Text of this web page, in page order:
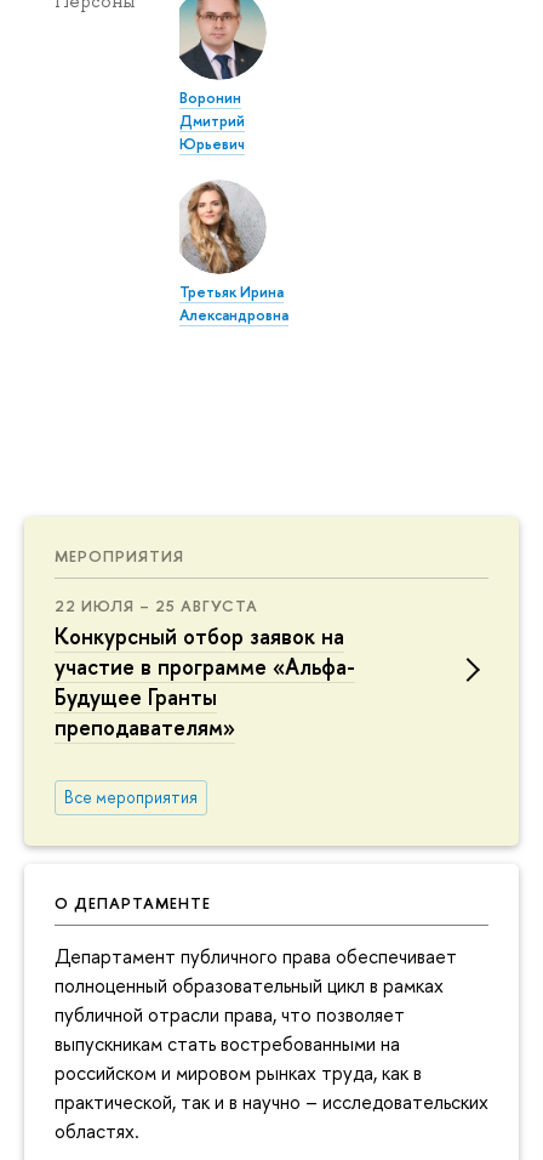
МЕРОПРИЯТИЯ
22 ИЮЛЯ – 25 АВГУСТА
Конкурсный отбор заявок на
участие в программе «Альфа-
Будущее Гранты
преподавателям»
Все мероприятия
О ДЕПАРТАМЕНТЕ
Департамент публичного права обеспечивает
полноценный образовательный цикл в рамках
публичной отрасли права, что позволяет
выпускникам стать востребованными на
российском и мировом рынках труда, как в
практической, так и в научно – исследовательских
областях.
Воронин
Дмитрий
Юрьевич
Третьяк Ирина
Александровна